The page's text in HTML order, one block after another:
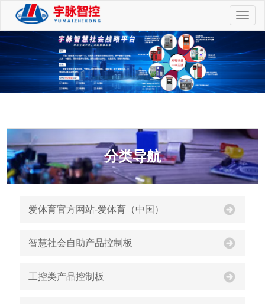
切
换
航
分类导航
爱体育官方网站-爱体育（中国）
智慧社会自助产品控制板
工控类产品控制板